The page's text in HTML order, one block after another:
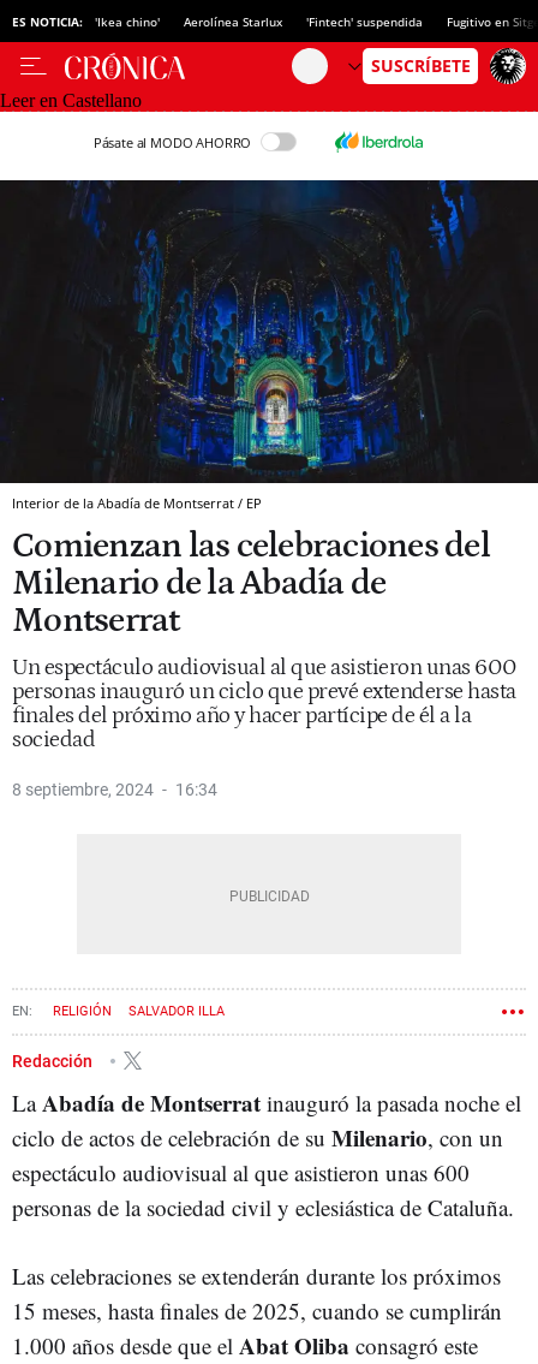
ES NOTICIA: 'Ikea chino' Aerolínea Starlux 'Fintech' suspendida Fugitivo en
Leer en Castellano
Pásate al MODO AHORRO
Interior de la Abadía de Montserrat / EP
Comienzan las celebraciones del
Milenario de la Abadía de
Montserrat
Un espectáculo audiovisual al que asistieron unas 600
personas inauguró un ciclo que prevé extenderse hasta
finales del próximo año y hacer partícipe de él a la
sociedad
8 septiembre, 2024 16:34
RELIGIÓN SALVADOR ILLA
Redacción
LaAbadía de Montserrat inauguró la pasada noche el
ciclo de actos de celebración de su Milenario, con un
espectáculo audiovisual al que asistieron unas 600
personas de la sociedad civil y eclesiástica de Cataluña.
Las celebraciones se extenderán durante los próximos
15 meses, hasta finales de 2025, cuando se cumplirán
1.000 años desde que el Abat Oliba consagró este